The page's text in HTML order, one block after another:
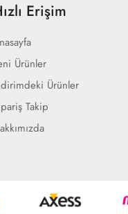
Erişim
Ürünler
Ürünler
Takip